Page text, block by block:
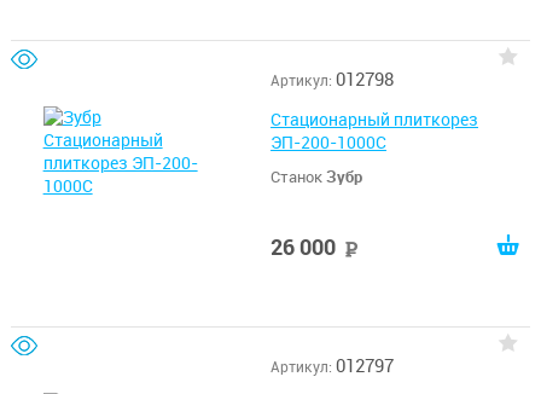
Артикул: 012798
Стационарный плиткорез
ЭП-200-1000С
СтанокЗубр
26 000
Артикул: 012797